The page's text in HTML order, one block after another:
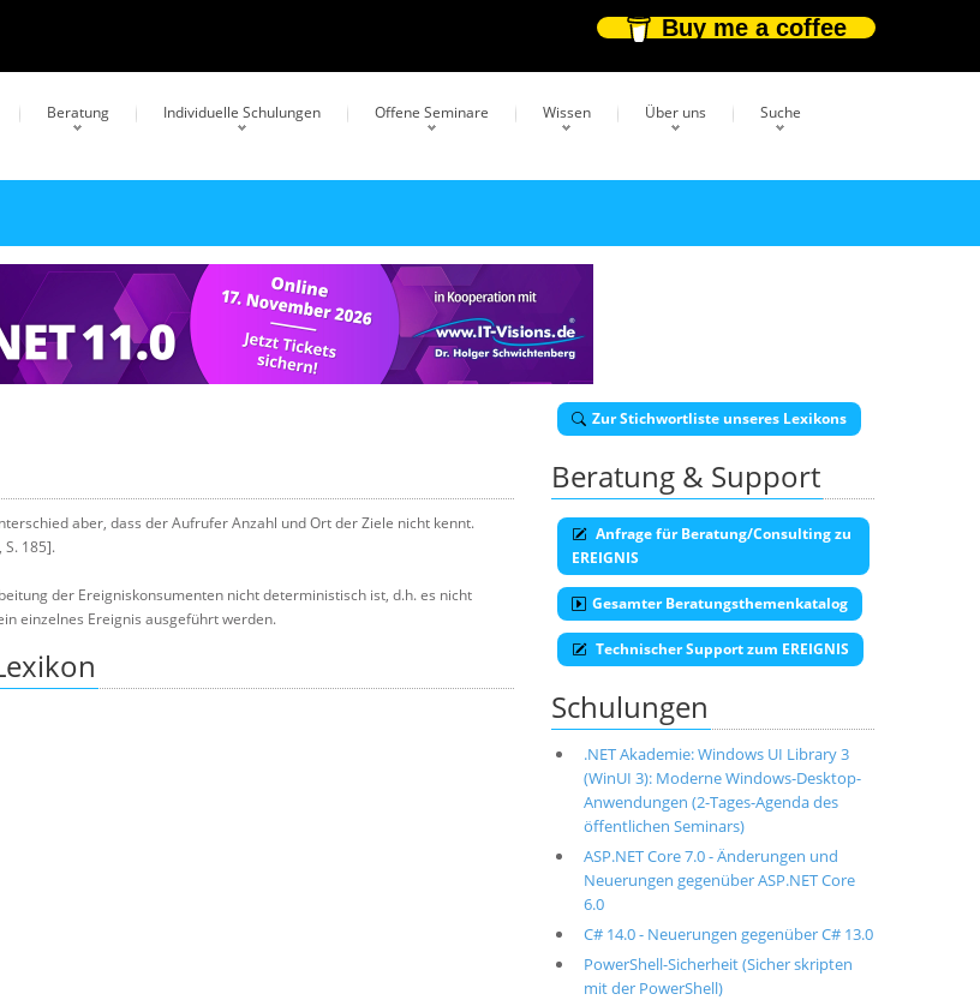
Buy me a coffee
Beratung Individuelle Schulungen Offene Seminare Wissen Über uns Suche
Zur Stichwortliste unseres Lexikons
aber, dass der Aufrufer Anzahl und Ort der Ziele nicht kennt.
S. 185].
der Ereigniskonsumenten nicht deterministisch ist, d.h. es nicht
einzelnes Ereignis ausgeführt werden.
Beratung & Support
Anfrage für Beratung/Consulting zu
EREIGNIS
Gesamter Beratungsthemenkatalog
Technischer Support zum EREIGNIS
Schulungen
.NET Akademie: Windows UI Library 3
(WinUI 3): Moderne Windows-Desktop-
Anwendungen (2-Tages-Agenda des
öffentlichen Seminars)
ASP.NET Core 7.0 - Änderungen und
Neuerungen gegenüber ASP.NET Core
6.0
C# 14.0 - Neuerungen gegenüber C# 13.0
PowerShell-Sicherheit (Sicher skripten
mit der PowerShell)